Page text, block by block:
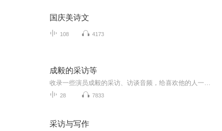
国庆美诗文
108 4173
成毅的采访等
28 7833
采访与写作